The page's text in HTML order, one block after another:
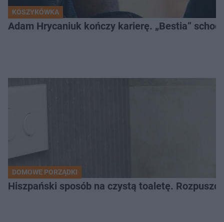
KOSZYKÓWKA
Adam Hrycaniuk kończy karierę. „Bestia”
DOMOWE PORZĄDKI
Hiszpański sposób na czystą toaletę.